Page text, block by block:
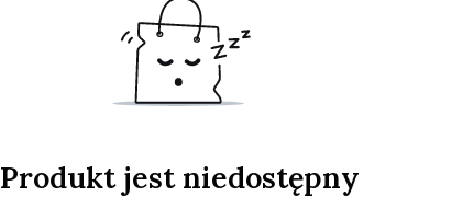
Produkt jest niedostępny